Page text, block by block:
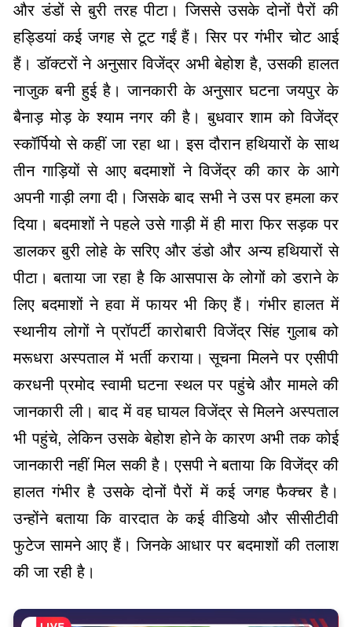
और डंडों से बुरी तरह पीटा। जिससे उसके दोनों पैरों की
हड्डियां कई जगह से टूट गईं हैं। सिर पर गंभीर चोट आई
हैं। डॉक्टरों ने अनुसार विजेंद्र अभी बेहोश है, उसकी हालत
नाजुक बनी हुई है। जानकारी के अनुसार घटना जयपुर के
बैनाड़ मोड़ के श्याम नगर की है। बुधवार शाम को विजेंद्र
स्कॉर्पियो से कहीं जा रहा था। इस दौरान हथियारों के साथ
तीन गाड़ियों से आए बदमाशों ने विजेंद्र की कार के आगे
अपनी गाड़ी लगा दी। जिसके बाद सभी ने उस पर हमला कर
दिया। बदमाशों ने पहले उसे गाड़ी में ही मारा फिर सड़क पर
डालकर बुरी लोहे के सरिए और डंडो और अन्य हथियारों से
पीटा। बताया जा रहा है कि आसपास के लोगों को डराने के
लिए बदमाशों ने हवा में फायर भी किए हैं। गंभीर हालत में
स्थानीय लोगों ने प्रॉपर्टी कारोबारी विजेंद्र सिंह गुलाब को
मरूधरा अस्पताल में भर्ती कराया। सूचना मिलने पर एसीपी
करधनी प्रमोद स्वामी घटना स्थल पर पहुंचे और मामले की
जानकारी ली। बाद में वह घायल विजेंद्र से मिलने अस्पताल
भी पहुंचे, लेकिन उसके बेहोश होने के कारण अभी तक कोई
जानकारी नहीं मिल सकी है। एसपी ने बताया कि विजेंद्र की
हालत गंभीर है उसके दोनों पैरों में कई जगह फैक्चर है।
उन्होंने बताया कि वारदात के कई वीडियो और सीसीटीवी
फुटेज सामने आए हैं। जिनके आधार पर बदमाशों की तलाश
की जा रही है।